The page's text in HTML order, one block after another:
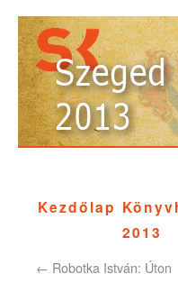
Kezdőlap
2013
← Robotka István: Úton